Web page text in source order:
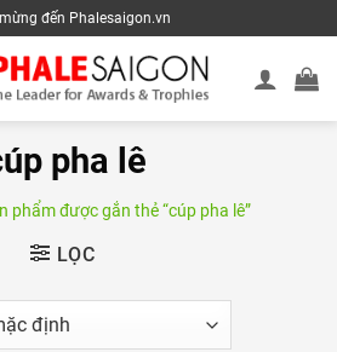
đến Phalesaigon.vn
pha lê
phẩm được gắn thẻ “cúp pha lê”
LỌC